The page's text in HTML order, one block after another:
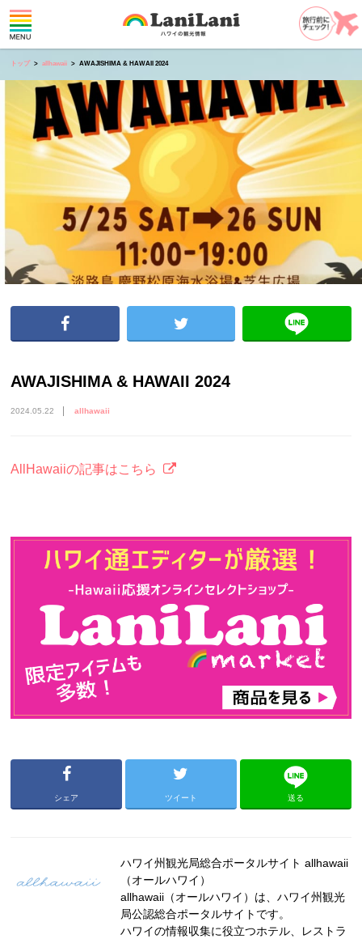
トップ allhawaii AWAJISHIMA & HAWAII 2024
AWAJISHIMA & HAWAII 2024
2024.05.22 allhawaii
AllHawaiiの記事はこちら
シェア ツイート 送る
ハワイ州観光局総合ポータルサイト allhawaii
（オールハワイ）
allhawaii（オールハワイ）は、ハワイ州観光
局公認総合ポータルサイトです。
ハワイの情報収集に役立つホテル、レストラ